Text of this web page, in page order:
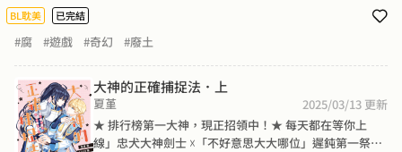
墟，並且充斥著凶殘的怪物。旺柴及時救下了被扔進怪物
巢穴的夜鷹，並發現他的爸爸──巴克萊雅博士可能還活
著。為了解開導致世界毀滅的答案，兩人決定再度重返H
UC。然而，兩人更發現伊韓亞也來到了現實世界！面對
可怕的怪物、殘酷的末世、令人費解的謎團及強大的敵
人，旺柴下定決心，緊握住夜鷹的手：「夜鷹，你就是我
的新世界，我會用我的力量保護你。」「放心，不管你在
哪裡，我都一定會找到你。」
BL耽美 已完結
#腐 #遊戲 #奇幻 #廢土
大神的正確捕捉法．上
夏堇 2025/03/13 更新
★ 排行榜第一大神，現正招領中！★ 每天都在等你上
線」忠犬大神劍士 ☓「不好意思大大哪位」遲鈍第一祭